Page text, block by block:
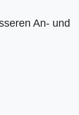
An- und